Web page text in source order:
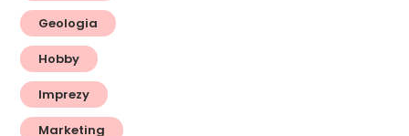
Geologia
Hobby
Imprezy
Marketing